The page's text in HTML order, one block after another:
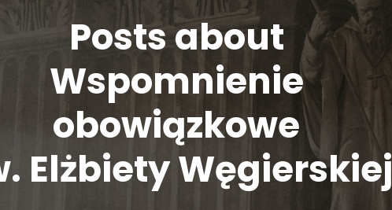
Posts about
Wspomnienie
obowiązkowe
Elżbiety Węgierskiej